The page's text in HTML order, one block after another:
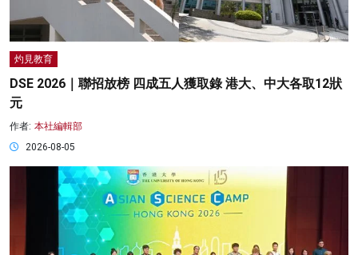
灼見教育
DSE 2026｜聯招放榜 四成五人獲取錄 港大、中大各取12狀
元
作者: 本社編輯部
2026-08-05